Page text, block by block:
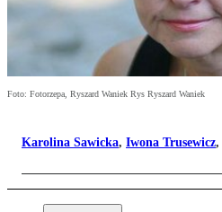
Foto: Fotorzepa, Ryszard Waniek Rys Ryszard Waniek
Karolina Sawicka, Iwona Trusewicz,